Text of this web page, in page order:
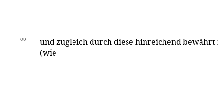
09
und zugleich durch diese hinreichend bewährt
(wie